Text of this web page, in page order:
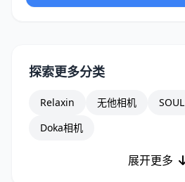
探索更多分类
Relaxin 无他相机 SOUL
Doka相机
展开更多